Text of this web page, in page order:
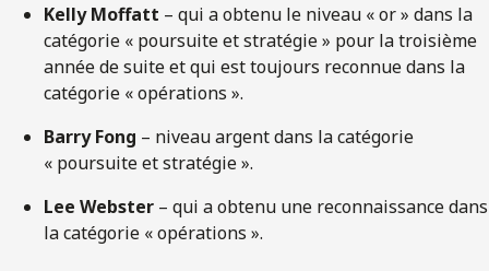
Kelly Moffatt – qui a obtenu le niveau « or » dans la
catégorie « poursuite et stratégie » pour la troisième
année de suite et qui est toujours reconnue dans la
catégorie « opérations ».
Barry Fong – niveau argent dans la catégorie
« poursuite et stratégie ».
Lee Webster – qui a obtenu une reconnaissance dans
la catégorie « opérations ».